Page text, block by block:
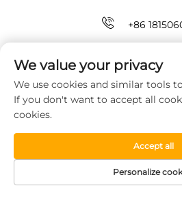
+86
कॉपीराइट © 2026 गुआंगज़ौ हाओयिन न्यू मैटरियल
सुरक्षित। गोपनीयता नीति
HOMEPAGE उत्पाद
We value your privacy
We use cookies and similar tools
If you don't want to accept all
cookies.
Personalize
Accept all